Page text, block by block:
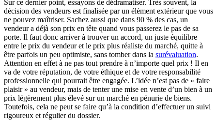
Sur ce dernier point, essayons de dédramatiser. Très souvent, la
décision des vendeurs est finalisée par un élément extérieur que vous
ne pouvez maîtriser. Sachez aussi que dans 90 % des cas, un
vendeur a déjà son prix en tête quand vous passerez le pas de sa
porte. Il faut donc arriver à trouver un accord, un juste équilibre
entre le prix du vendeur et le prix plus réaliste du marché, quitte à
être parfois un peu optimiste, sans tomber dans la surévaluation.
Attention en effet à ne pas tout prendre à n’importe quel prix ! Il en
va de votre réputation, de votre éthique et de votre responsabilité
professionnelle qui pourrait être engagée. L’idée n’est pas de « faire
plaisir » au vendeur, mais de tenter une mise en vente d’un bien à un
prix légèrement plus élevé sur un marché en pénurie de biens.
Toutefois, cela ne peut se faire qu’à la condition d’effectuer un suivi
rigoureux et régulier du dossier.